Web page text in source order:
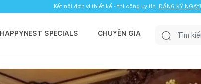
Kết nối đơn vị thiết kế - thi công uy tín. ĐĂNG KÝ NGAY!
HAPPYNEST SPECIALS CHUYÊN GIA